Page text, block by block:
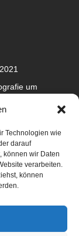
Technologien wie
darauf
können wir Daten
verarbeiten.
können
um
Werbelinks